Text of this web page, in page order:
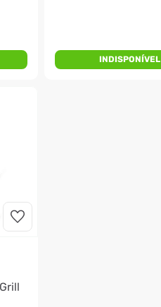
INDISPONÍVEL